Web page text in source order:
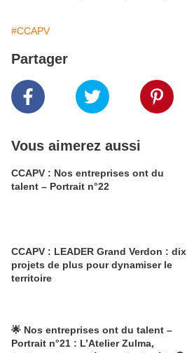
#CCAPV
Partager
Vous aimerez aussi
CCAPV : Nos entreprises ont du
talent – Portrait n°22
CCAPV : LEADER Grand Verdon : dix
projets de plus pour dynamiser le
territoire
🌟 Nos entreprises ont du talent –
Portrait n°21 : L’Atelier Zulma,